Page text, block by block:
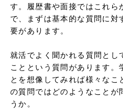
す。履歴書や面接ではこれら
で、まずは基本的な質問に対
要があります。
就活でよく聞かれる質問とし
ことという質問があります。
とを想像してみれば様々なこ
の質問ではどのようなことが
うか。